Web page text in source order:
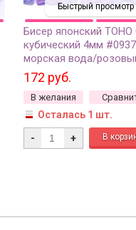
Быстрый просмотр
Бисер японский TOHO
кубический 4мм #0937
морская вода/
Bubble Gum,
изнутри, 5 грамм
172 руб.
В желания
Осталась 1 шт.
- +